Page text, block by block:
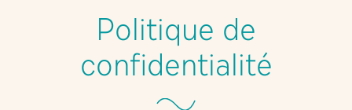
Politique de
confidentialité